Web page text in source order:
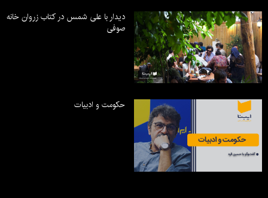
دیدار با علی شمس در کتاب زروان خانه
صوفی
حکومت و ادبیات